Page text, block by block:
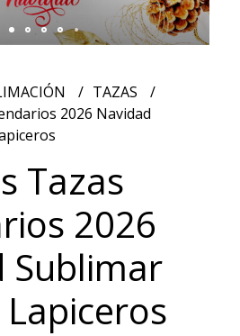
TAZAS
2026 Navidad
Tazas
2026
Sublimar